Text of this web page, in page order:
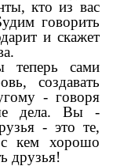
кто из вас
говорить
и скажет
сами
создавать
- говоря
дела. Вы -
- это те,
кем хорошо
друзья!